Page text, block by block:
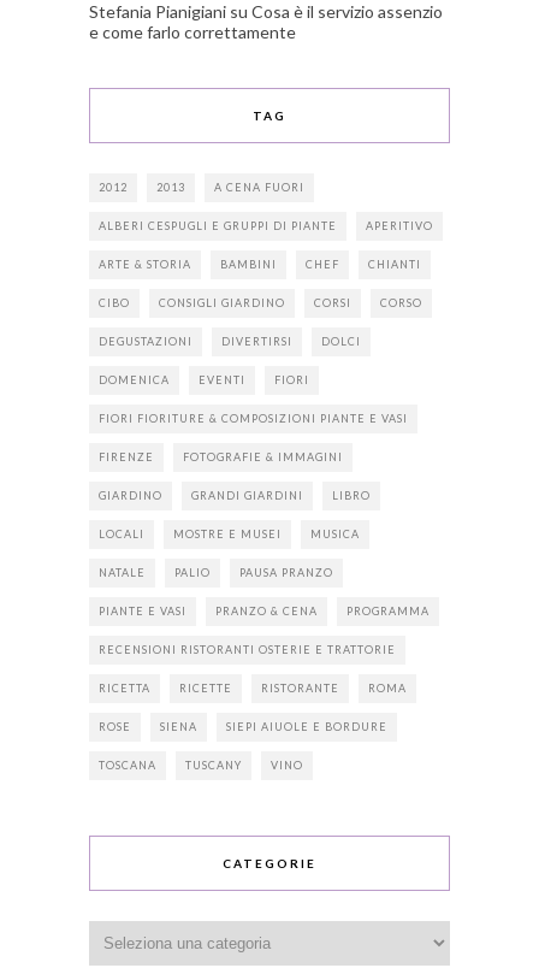
Stefania Pianigiani su Cosa è il servizio assenzio
e come farlo correttamente
TAG
2012 2013 A CENA FUORI
ALBERI CESPUGLI E GRUPPI DI PIANTE APERITIVO
ARTE & STORIA BAMBINI CHEF CHIANTI
CIBO CONSIGLI GIARDINO CORSI CORSO
DEGUSTAZIONI DIVERTIRSI DOLCI
DOMENICA EVENTI FIORI
FIORI FIORITURE & COMPOSIZIONI PIANTE E VASI
FIRENZE FOTOGRAFIE & IMMAGINI
GIARDINO GRANDI GIARDINI LIBRO
LOCALI MOSTRE E MUSEI MUSICA
NATALE PALIO PAUSA PRANZO
PIANTE E VASI PRANZO & CENA PROGRAMMA
RECENSIONI RISTORANTI OSTERIE E TRATTORIE
RICETTA RICETTE RISTORANTE ROMA
ROSE SIENA SIEPI AIUOLE E BORDURE
TOSCANA TUSCANY VINO
CATEGORIE